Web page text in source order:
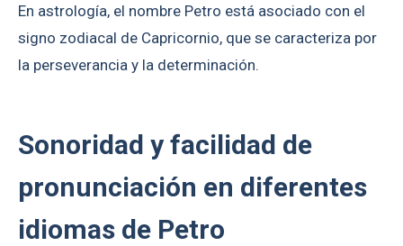
En astrología, el nombre Petro está asociado con el
signo zodiacal de Capricornio, que se caracteriza por
la perseverancia y la determinación.
Sonoridad y facilidad de
pronunciación en diferentes
idiomas de Petro